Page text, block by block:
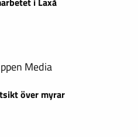
Media
över myrar